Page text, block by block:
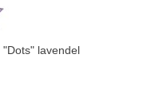
lavendel